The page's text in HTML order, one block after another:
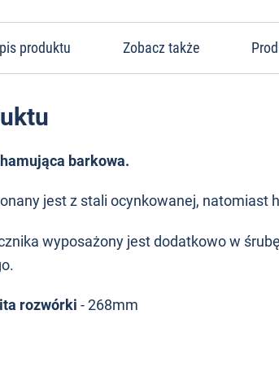
produktu Zobacz także
barkowa.
jest z stali ocynkowanej,
wyposażony jest dodatkowo w
rozwórki - 268mm